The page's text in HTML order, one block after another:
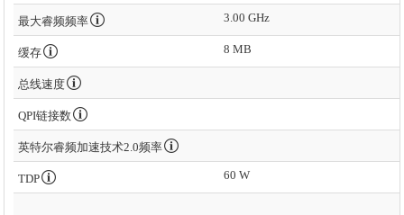
最大睿频频率 3.00 GHz
缓存 8 MB
总线速度
QPI链接数
英特尔睿频加速技术2.0频率
TDP 60 W